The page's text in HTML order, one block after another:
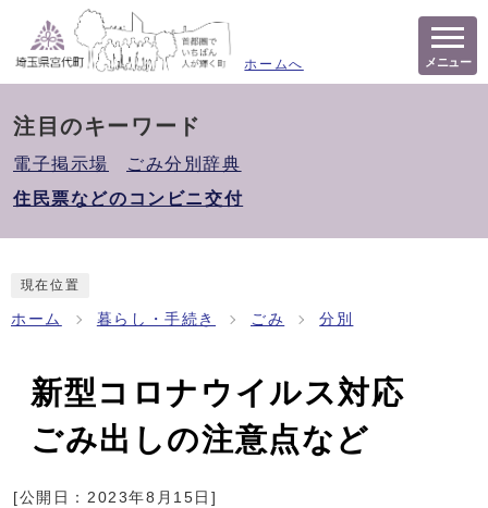
ホームへ メニュー
注目のキーワード
電子掲示場
ごみ分別辞典
住民票などのコンビニ交付
現在位置
ホーム 暮らし・手続き ごみ 分別
新型コロナウイルス対応
ごみ出しの注意点など
[公開日： 2023年8月15日 ]